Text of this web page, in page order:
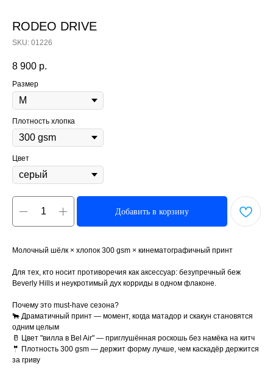
RODEO DRIVE
SKU: 01226
8 900 р.
Размер
Плотность хлопка
Цвет
Добавить в корзину
Молочный шёлк × хлопок 300 gsm × кинематографичный принт
Для тех, кто носит противоречия как аксессуар: безупречный беж
Beverly Hills и неукротимый дух корриды в одном флаконе.
Почему это must-have сезона?
🐂 Драматичный принт — момент, когда матадор и скакун становятся
одним целым
🥛 Цвет "вилла в Bel Air" — приглушённая роскошь без намёка на китч
🤵 Плотность 300 gsm — держит форму лучше, чем каскадёр держится
за гриву